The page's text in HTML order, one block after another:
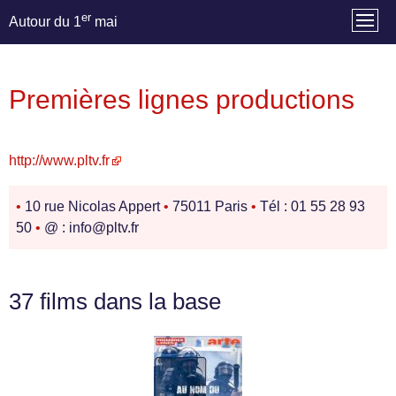
Autour du 1er mai
Premières lignes productions
http://www.pltv.fr
• 10 rue Nicolas Appert• 75011 Paris • Tél : 01 55 28 93
50 • @ : info@pltv.fr
37 films dans la base